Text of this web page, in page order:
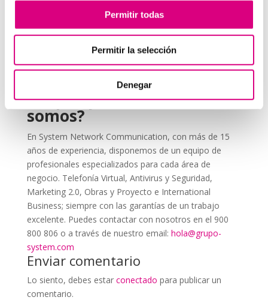
Permitir todas
Permitir la selección
Denegar
Revisa periódicamente las configuraciones, ya
que los métodos de autenticación pueden actualizarse
con el tiempo.
Grupo-System, ¿Quiénes
somos?
En System Network Communication, con más de 15
años de experiencia, disponemos de un equipo de
profesionales especializados para cada área de
negocio. Telefonía Virtual, Antivirus y Seguridad,
Marketing 2.0, Obras y Proyecto e International
Business; siempre con las garantías de un trabajo
excelente. Puedes contactar con nosotros en el 900
800 806 o a través de nuestro email: hola@grupo-
system.com
Enviar comentario
Lo siento, debes estar conectado para publicar un
comentario.